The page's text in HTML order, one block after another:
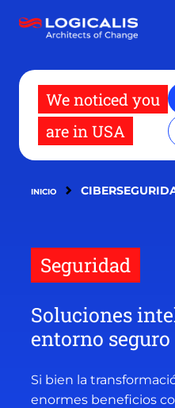
contenido
We noticed you
are in USA
INICIO
Seguridad
Soluciones
entorno seguro
Si bien la
enormes beneficios